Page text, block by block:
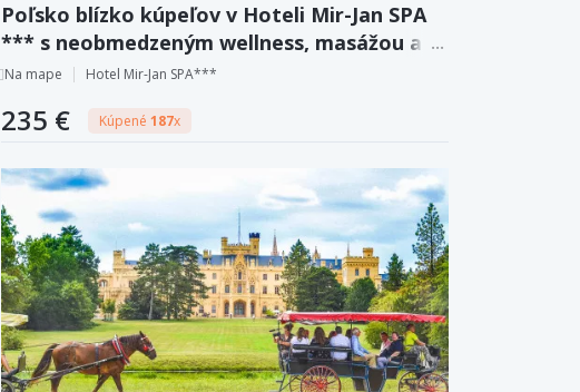
Poľsko blízko kúpeľov v Hoteli Mir-Jan SPA
*** s neobmedzeným wellness, masážou a
polpenziou.
Na mape Hotel Mir-Jan SPA***
235 € Kúpené 187x